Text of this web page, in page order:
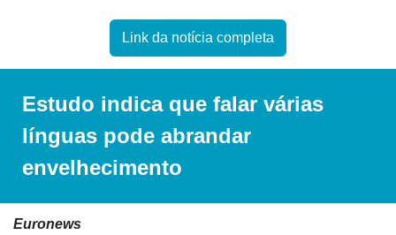
Link da notícia completa
Estudo indica que falar várias
línguas pode abrandar
envelhecimento
Euronews